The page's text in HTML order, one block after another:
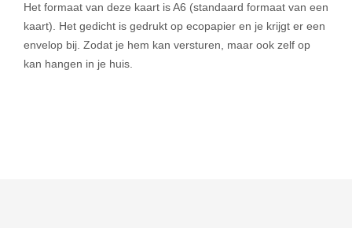
Het formaat van deze kaart is A6 (standaard formaat van een
kaart). Het gedicht is gedrukt op ecopapier en je krijgt er een
envelop bij. Zodat je hem kan versturen, maar ook zelf op
kan hangen in je huis.